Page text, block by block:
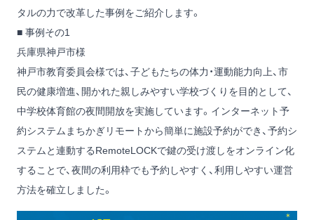
タルの力で改革した事例をご紹介します。
■ 事例その1
兵庫県神戸市様
神戸市教育委員会様では、子どもたちの体力・運動能力向上、市
民の健康増進、開かれた親しみやすい学校づくりを目的として、
中学校体育館の夜間開放を実施しています。インターネット予
約システムまちかぎリモートから簡単に施設予約ができ、予約シ
ステムと連動するRemoteLOCKで鍵の受け渡しをオンライン化
することで、夜間の利用枠でも予約しやすく、利用しやすい運営
方法を確立しました。